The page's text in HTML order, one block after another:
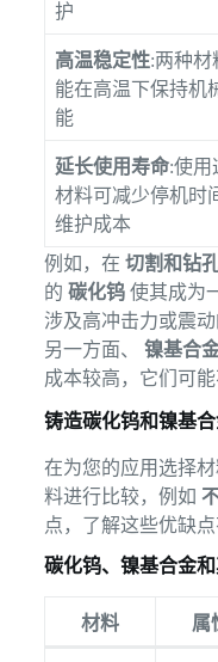
护
高温稳定性:两种材
能在高温下保持机
能
延长使用寿命:使用
材料可减少停机时
维护成本
例如，在 切割和钻
的 碳化钨使其成为
涉及高冲击力或震
另一方面、 镍基合
成本较高，它们可
铸造碳化钨和镍基
在为您的应用选择
料进行比较，例如
点，了解这些优缺
碳化钨、镍基合金
材料 属